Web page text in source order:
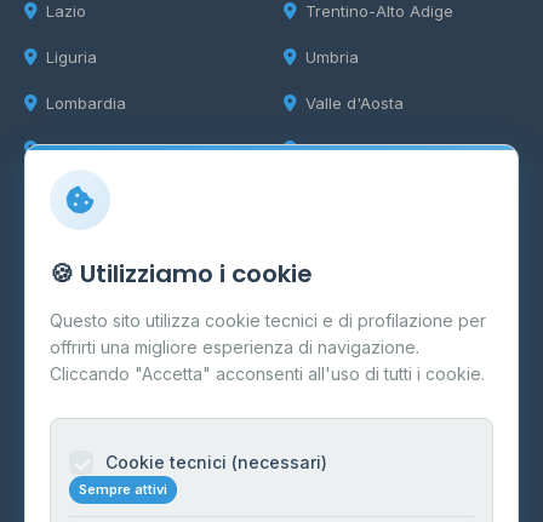
Lazio
Liguria
Lombardia
Marche
Trentino-Alto Adige
Umbria
Valle d'Aosta
Veneto
Info
Cos'è il GPL
FAQ
Contatti
Informazioni legali
🍪 Utilizziamo i cookie
Questo sito utilizza cookie tecnici e di profilazione per
offrirti una migliore esperienza di navigazione.
Cliccando "Accetta" acconsenti all'uso di tutti i cookie.
Cookie tecnici (necessari)
Sempre attivi